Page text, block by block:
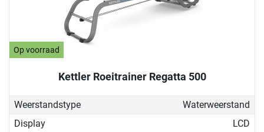
Op voorraad
Kettler Roeitrainer Regatta 500
Weerstandstype
Waterweerstand
Display
LCD